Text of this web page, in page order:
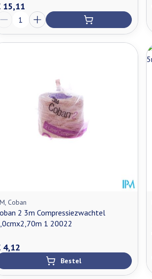
15,11
Aantal
Coban
2 3m Compressiezwachtel
1 20022
4,12
Bestel